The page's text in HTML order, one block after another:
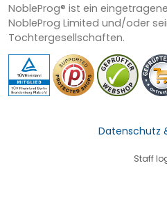
NobleProg® ist ein
NobleProg Limited und/oder
Tochtergesellschaften.
Datenschutz
Staff